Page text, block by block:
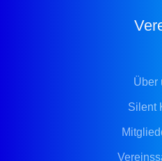
Über
Silent